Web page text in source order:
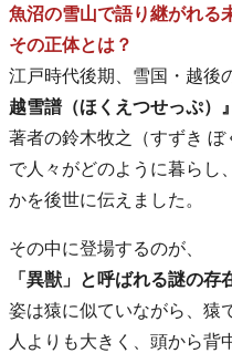
魚沼の雪山で語り継がれる
その正体とは？
江戸時代後期、雪国・越後
越雪譜（ほくえつせっぷ）
著者の鈴木牧之（すずき
で人々がどのように暮らし
かを後世に伝えました。
その中に登場するのが、
「異獣」と呼ばれる謎の存
姿は猿に似ていながら、猿
人よりも大きく、頭から背